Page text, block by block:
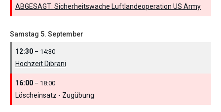
ABGESAGT: Sicherheitswache Luftlandeoperation US Army
Samstag 5. September
12:30 – 14:30
Hochzeit Dibrani
16:00 – 18:00
Löscheinsatz - Zugübung